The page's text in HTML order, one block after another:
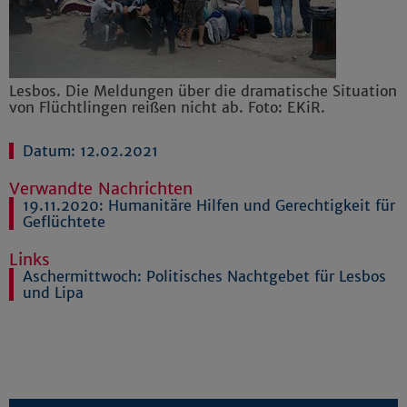
Lesbos. Die Meldungen über die dramatische Situation
von Flüchtlingen reißen nicht ab. Foto: EKiR.
Datum: 12.02.2021
Verwandte Nachrichten
19.11.2020: Humanitäre Hilfen und Gerechtigkeit für
Geflüchtete
Links
Aschermittwoch: Politisches Nachtgebet für Lesbos
und Lipa